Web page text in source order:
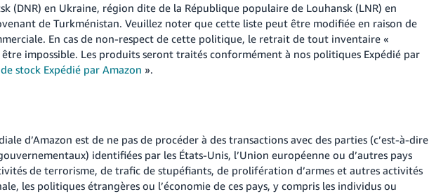
(DNR) en Ukraine, région dite de la République populaire de Louhansk (LNR) en
de Turkménistan. Veuillez noter que cette liste peut être modifiée en raison de
En cas de non-respect de cette politique, le retrait de tout inventaire «
impossible. Les produits seront traités conformément à nos politiques Expédié par
stock Expédié par Amazon ».
d’Amazon est de ne pas de procéder à des transactions avec des parties (c’est-à-dire
identifiées par les États-Unis, l’Union européenne ou d’autres pays
de terrorisme, de trafic de stupéfiants, de prolifération d’armes et autres activités
les politiques étrangères ou l’économie de ces pays, y compris les individus ou